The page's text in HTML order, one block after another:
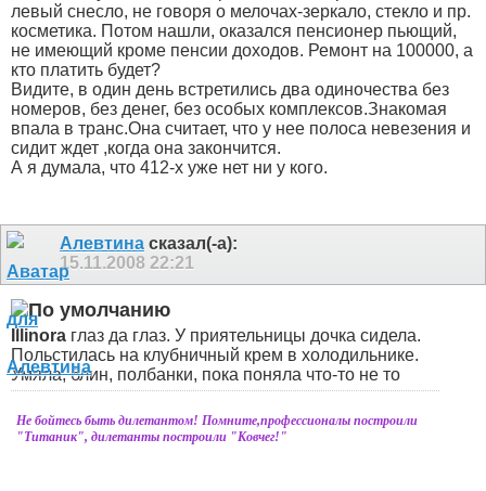
левый снесло, не говоря о мелочах-зеркало, стекло и пр.
косметика. Потом нашли, оказался пенсионер пьющий,
не имеющий кроме пенсии доходов. Ремонт на 100000, а
кто платить будет?
Видите, в один день встретились два одиночества без
номеров, без денег, без особых комплексов.Знакомая
впала в транс.Она считает, что у нее полоса невезения и
сидит ждет ,когда она закончится.
А я думала, что 412-х уже нет ни у кого.
Алевтина сказал(-а):
15.11.2008 22:21
Illinora глаз да глаз. У приятельницы дочка сидела.
Польстилась на клубничный крем в холодильнике.
Умяла, блин, полбанки, пока поняла что-то не то
Не бойтесь быть дилетантом! Помните,профессионалы построили
"Титаник", дилетанты построили "Ковчег!"